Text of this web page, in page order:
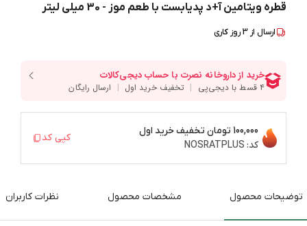
قطره ویتامین آ+د پدیابست با طعم موز - 30 میلی لیتر
ارسال از 3روز کاری
100,000 تومان
تخفیف خرید اول
کد: NOSRATPLUS
کپی کد
توضیحات محصول مشخصات محصول نظرات کاربران